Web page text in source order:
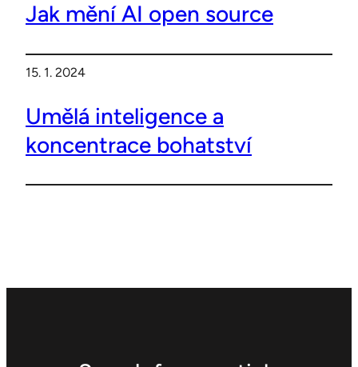
Jak mění AI open source
15. 1. 2024
Umělá inteligence a
koncentrace bohatství